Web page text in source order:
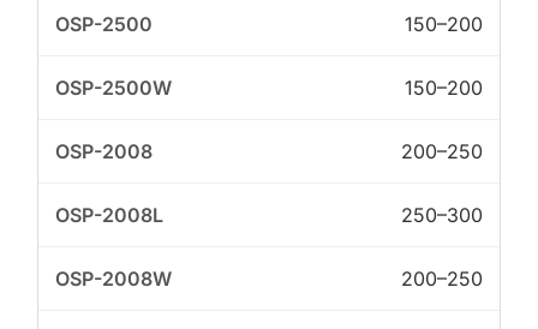
150–200
150–200
200–250
250–300
200–250